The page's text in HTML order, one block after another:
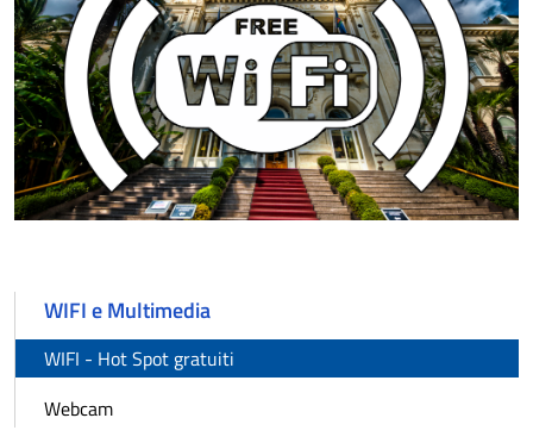
WIFI e Multimedia
WIFI - Hot Spot gratuiti
Webcam